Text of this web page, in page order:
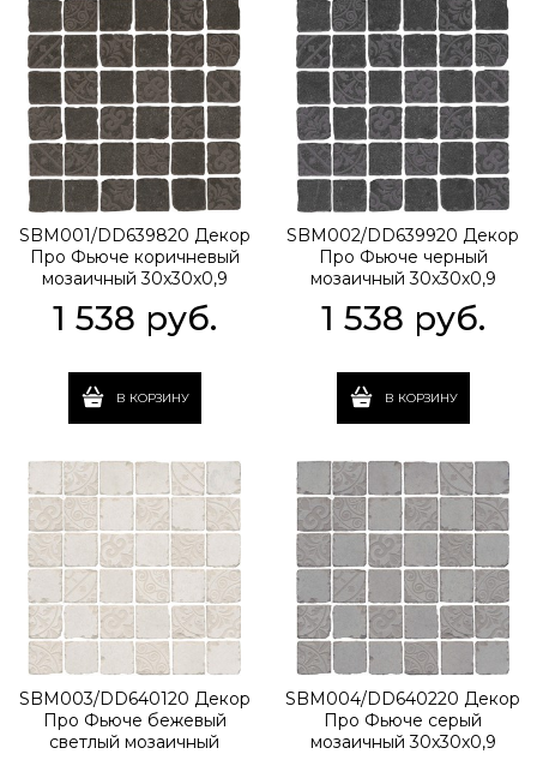
SBM001/DD639820 Декор
Про Фьюче коричневый
мозаичный 30x30x0,9
1 538 руб.
В КОРЗИНУ
SBM002/DD639920 Декор
Про Фьюче черный
мозаичный 30x30x0,9
1 538 руб.
В КОРЗИНУ
SBM003/DD640120 Декор
Про Фьюче бежевый
светлый мозаичный
SBM004/DD640220 Декор
Про Фьюче серый
мозаичный 30x30x0,9